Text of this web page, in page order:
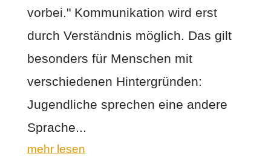
vorbei." Kommunikation wird erst
durch Verständnis möglich. Das gilt
besonders für Menschen mit
verschiedenen Hintergründen:
Jugendliche sprechen eine andere
Sprache...
mehr lesen